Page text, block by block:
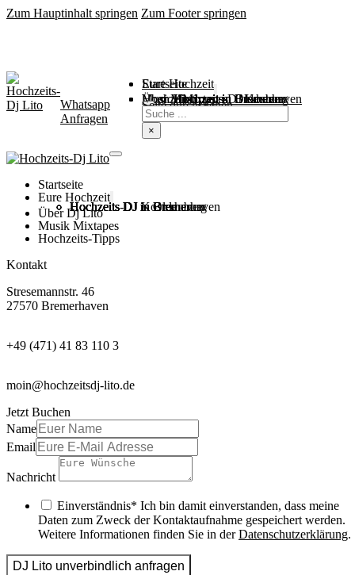
Zum Hauptinhalt springen Zum Footer springen
Startseite
Eure Hochzeit
Hochzeit in Bremen
Hochzeit in Bremerhaven
Hochzeit in Cuxhaven
Hochzeit in Oldenburg
Hochzeits-DJ Kosten
Über Mich
Music / Mixtapes
Hochzeitstipps
Seite durchsuchen
Suchen
×
Whatsapp
Anfragen
Startseite
Eure Hochzeit
Hochzeits DJ in Bremen
Hochzeits DJ in Bremerhaven
Hochzeits DJ in Cuxhaven
Hochzeits DJ in Oldenburg
Hochzeits-DJ Kosten
Über Dj Lito
Musik Mixtapes
Hochzeits-Tipps
Kontakt
Stresemannstr. 46
27570 Bremerhaven
+49 (471) 41 83 110 3
moin@hochzeitsdj-lito.de
Jetzt Buchen
Name
Email
Nachricht
Einverständnis* Ich bin damit einverstanden, dass meine
Daten zum Zweck der Kontaktaufnahme gespeichert werden.
Weitere Informationen finden Sie in derDatenschutzerklärung.
DJ Lito unverbindlich anfragen